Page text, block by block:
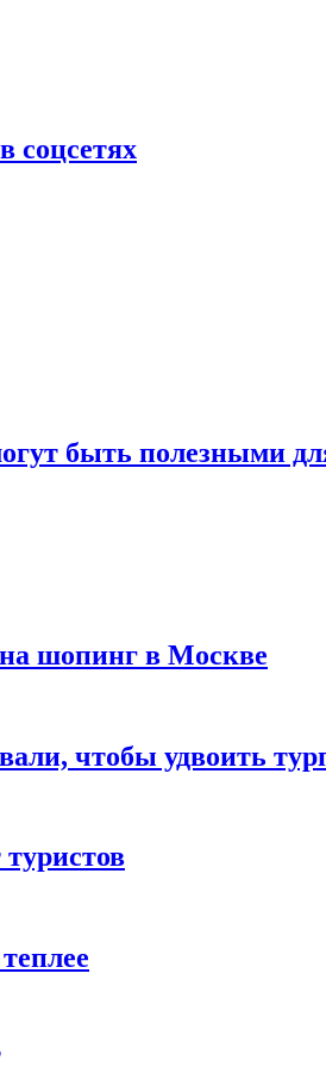
соцсетях
быть полезными
шопинг в Москве
чтобы удвоить